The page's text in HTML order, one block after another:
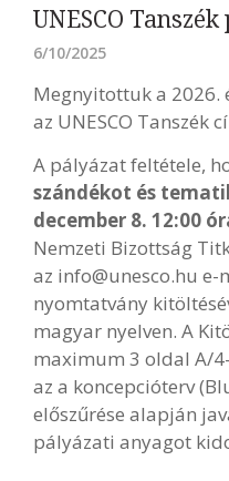
UNESCO
6/10/2025
Megnyitottuk a 2026.
az UNESCO Tanszék
A pályázat feltétele,
szándékot és
december 8. 12:00
Nemzeti Bizottság
az info@unesco.hu
nyomtatvány
magyar nyelven. A
maximum 3 oldal A/4-
az a koncepcióterv
előszűrése alapján
pályázati anyagot